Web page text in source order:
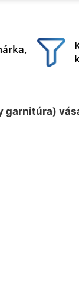
garnitúra)